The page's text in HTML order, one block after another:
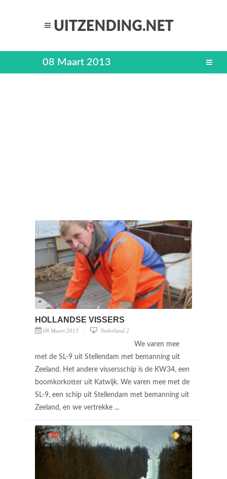
08 Maart 2013
HOLLANDSE VISSERS
08 Maart 2013 Nederland 2
We varen mee
met de SL-9 uit Stellendam met bemanning uit
Zeeland. Het andere vissersschip is de KW34, een
boomkorkotter uit Katwijk. We varen mee met de
SL-9, een schip uit Stellendam met bemanning uit
Zeeland, en we vertrekke ...